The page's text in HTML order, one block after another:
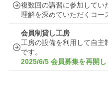
複数回の講習に参加してい
理解を深めていただくコー
会員制貸し工房
工房の設備を利用して自主
です。
2025/6/5 会員募集を再開し